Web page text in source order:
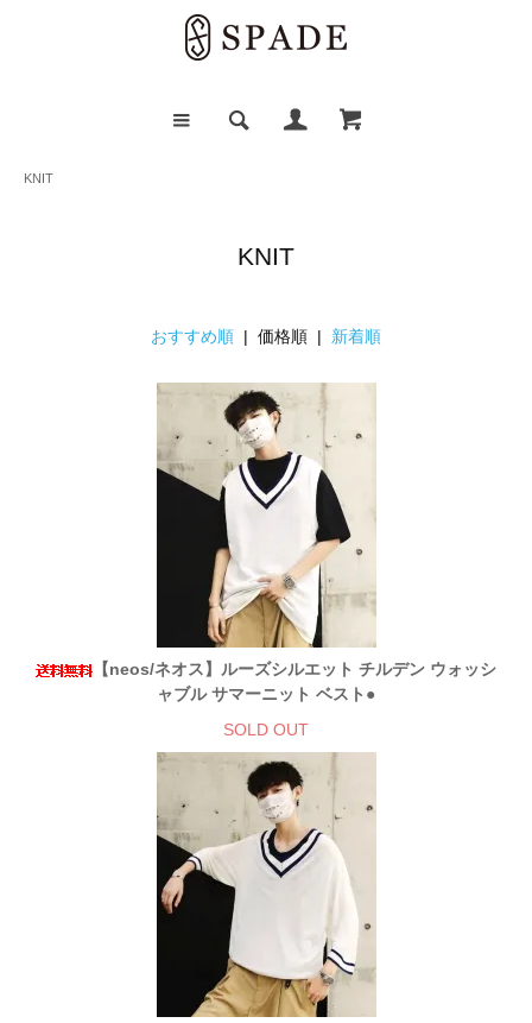
KNIT
KNIT
おすすめ順 | 価格順 | 新着順
【neos/ネオス】ルーズシルエット チルデン ウォッシ
ャブル サマーニット ベスト●
SOLD OUT